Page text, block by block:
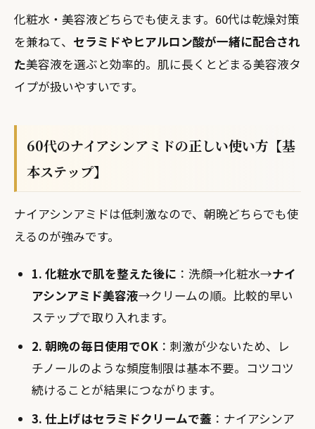
化粧水・美容液どちらでも使えます。60代は乾燥対策
を兼ねて、 セラミドやヒアルロン酸が一緒に配合され
た美容液を選ぶと効率的。肌に長くとどまる美容液タ
イプが扱いやすいです。
60代のナイアシンアミドの正しい使い方【基
本ステップ】
ナイアシンアミドは低刺激なので、朝晩どちらでも使
えるのが強みです。
1. 化粧水で肌を整えた後に ：洗顔→化粧水→ナイ
アシンアミド美容液→クリームの順。比較的早い
ステップで取り入れます。
2. 朝晩の毎日使用でOK ：刺激が少ないため、レ
チノールのような頻度制限は基本不要。コツコツ
続けることが結果につながります。
3. 仕上げはセラミドクリームで蓋 ：ナイアシンア